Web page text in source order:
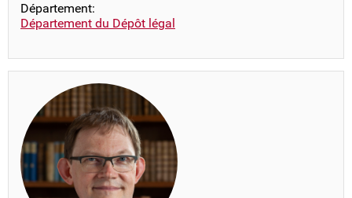
Département:
Département du Dépôt légal